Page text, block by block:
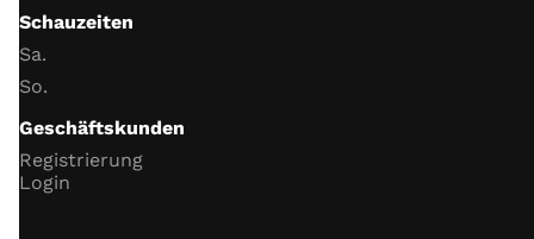
Tageskilometerzähler­
Scheinwerfer
Blinker
Hupe
Schauzeiten
Sa.
So.
Geschäftskunden
Registrierung
Login